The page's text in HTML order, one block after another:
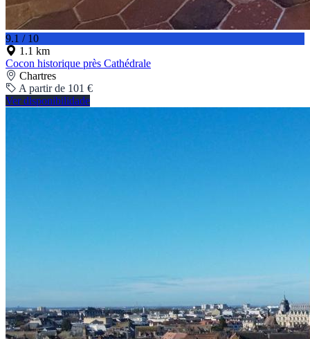
9.1 / 10
1.1 km
Cocon historique près Cathédrale
Chartres
A partir de 101 €
Ver disponibilidade